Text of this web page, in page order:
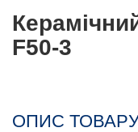
F50-3
ОПИС